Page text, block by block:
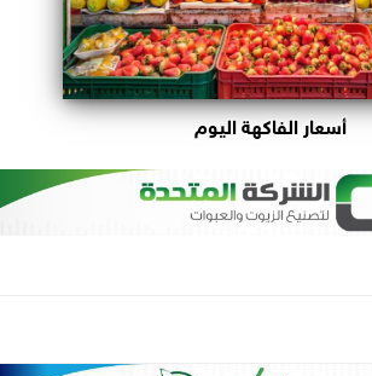
أسعار الفاكهة اليوم